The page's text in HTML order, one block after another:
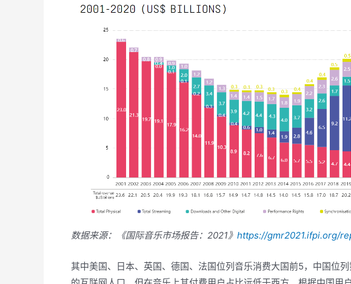
数据来源：《国际音乐市场报告：2021》 https://gmr2021.ifpi.org/
其中美国、日本、英国、德国、法国位列音乐消费大国前5，中国位